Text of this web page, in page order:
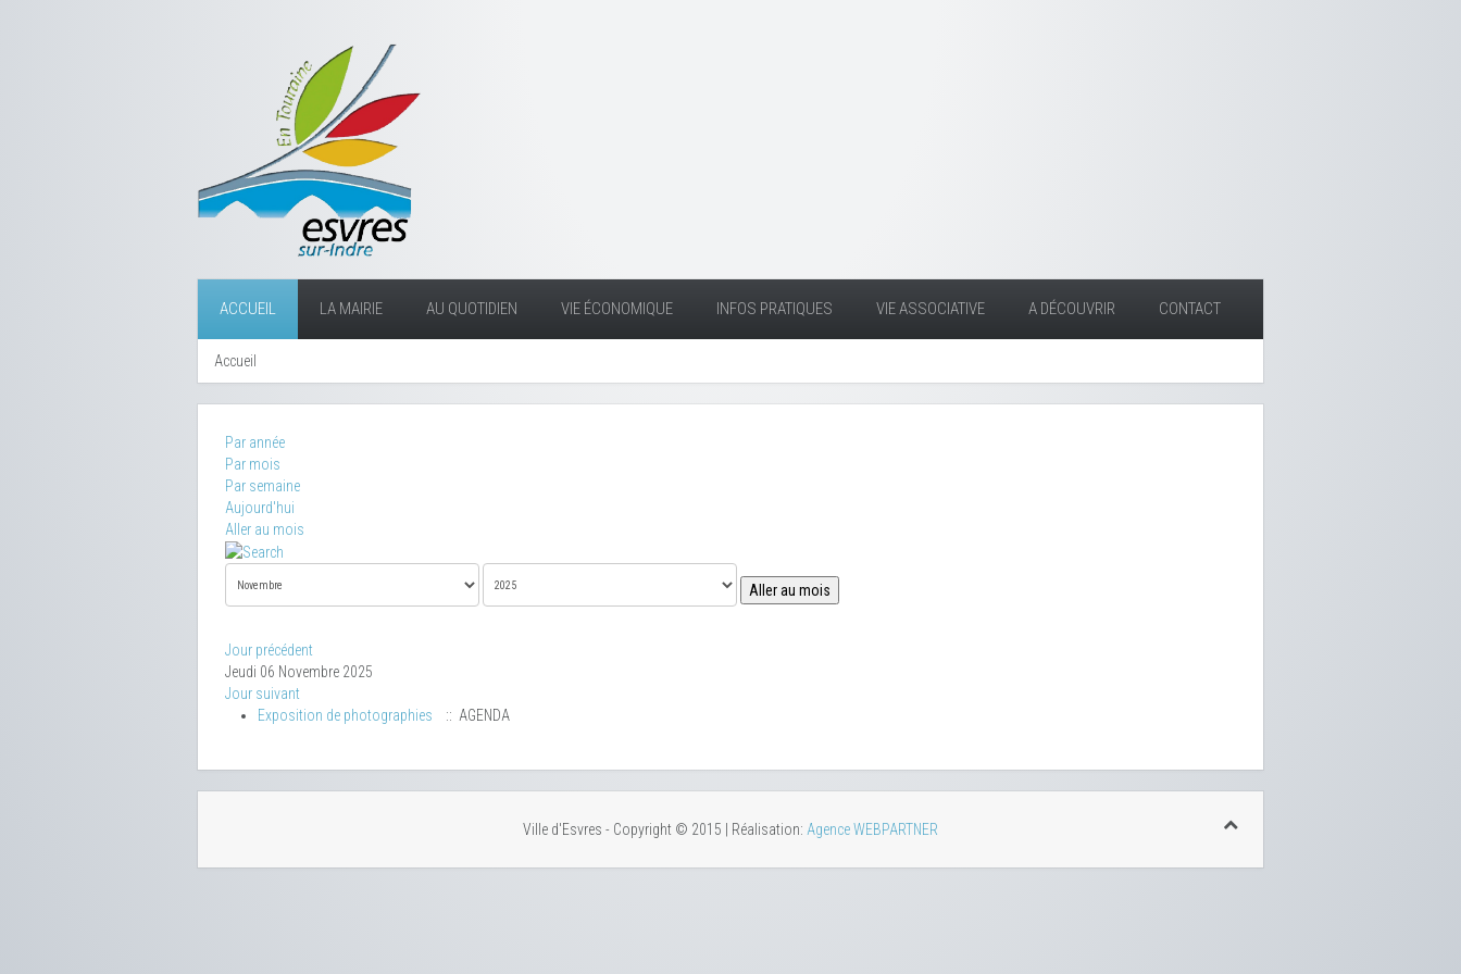
ACCUEIL LA MAIRIE AU QUOTIDIEN VIE ÉCONOMIQUE INFOS PRATIQUES VIE ASSOCIATIVE A DÉCOUVRIR CONTACT
Accueil
Par année
Par mois
Par semaine
Aujourd'hui
Aller au mois
Aller au mois
Jour précédent
Jeudi 06 Novembre 2025
Jour suivant
Exposition de photographies
:: AGENDA
Ville d'Esvres - Copyright © 2015 | Réalisation: Agence WEBPARTNER